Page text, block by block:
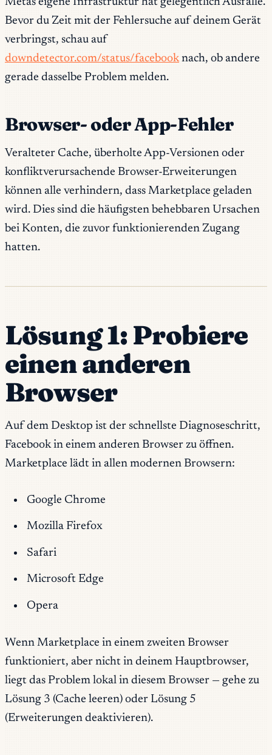
Bevor du Zeit mit der Fehlersuche auf deinem Gerät
verbringst, schau auf
downdetector.com/status/facebooknach, ob andere
gerade dasselbe Problem melden.
Browser- oder App-Fehler
Veralteter Cache, überholte App-Versionen oder
konfliktverursachende Browser-Erweiterungen
können alle verhindern, dass Marketplace geladen
wird. Dies sind die häufigsten behebbaren Ursachen
bei Konten, die zuvor funktionierenden Zugang
hatten.
Lösung 1: Probiere
einen anderen
Browser
Auf dem Desktop ist der schnellste Diagnoseschritt,
Facebook in einem anderen Browser zu öffnen.
Marketplace lädt in allen modernen Browsern:
Google Chrome
Mozilla Firefox
Safari
Microsoft Edge
Opera
Wenn Marketplace in einem zweiten Browser
funktioniert, aber nicht in deinem Hauptbrowser,
liegt das Problem lokal in diesem Browser — gehe zu
Lösung 3 (Cache leeren) oder Lösung 5
(Erweiterungen deaktivieren).